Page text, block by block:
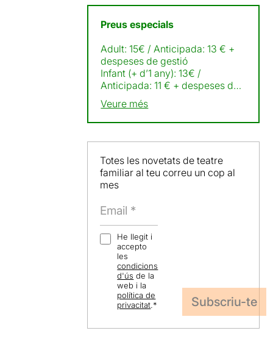
Preus especials
Adult: 15€ / Anticipada: 13 € +
despeses de gestió
Infant (+ d’1 any): 13€ /
Anticipada: 11 € + despeses de
gestió
Infant menor d’1 any: gratuït,
excepte les instal·lacions
nombroses: 10% de descompte
a taquilla
Carnet de biblioteques: 10% de
Targeta rosa: 10% de
Veure més
Totes les novetats de teatre
familiar al teu correu un cop al
mes
He llegit i
accepto
les
condicions
d'ús de la
web i la
política de
privacitat.*